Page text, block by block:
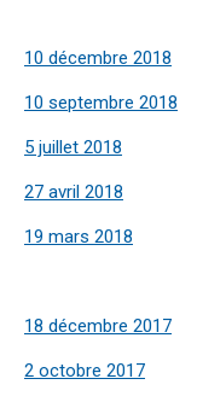
10 décembre 2018
10 septembre 2018
5 juillet 2018
27 avril 2018
19 mars 2018
18 décembre 2017
2 octobre 2017